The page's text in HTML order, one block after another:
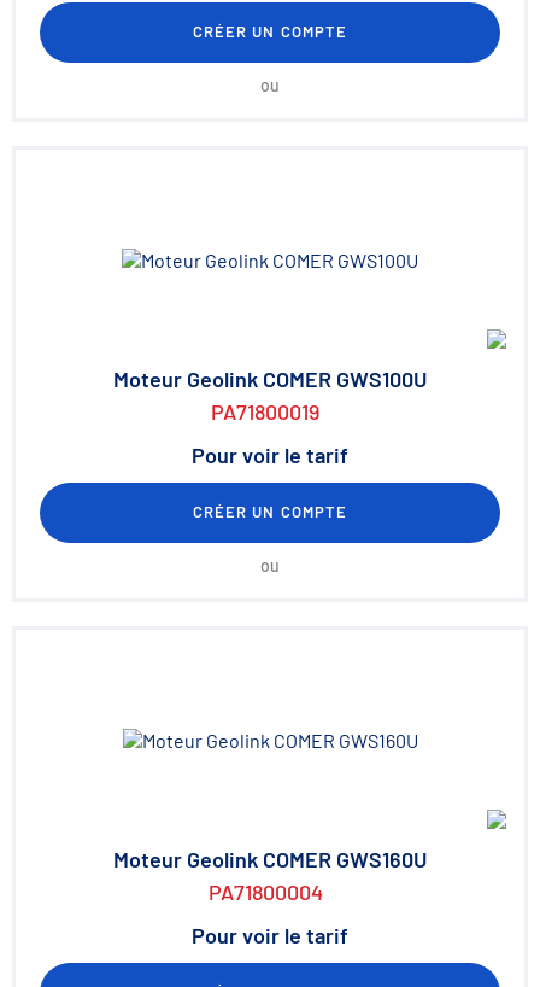
CRÉER UN COMPTE
ou
Moteur Geolink COMER GWS100U
PA71800019
Pour voir le tarif
CRÉER UN COMPTE
ou
Moteur Geolink COMER GWS160U
PA71800004
Pour voir le tarif